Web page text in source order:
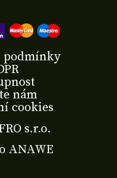
s.r.o.
ANAWE
podmínky
nám
cookies